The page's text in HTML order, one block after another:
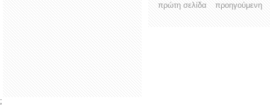
πρώτη σελίδα προηγούμενη
;